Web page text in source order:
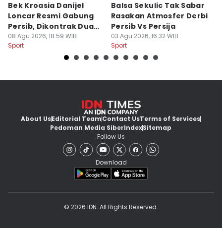
Bek Kroasia Danijel
Loncar Resmi Gabung
Persib, Dikontrak Dua
Musim
08 Agu 2026, 18:59 WIB
Sport
Balsa Sekulic Tak Sabar
Rasakan Atmosfer Derbi
Persib Vs Persija
03 Agu 2026, 16:32 WIB
Sport
About UsEditorial TeamContact UsTerms of Services
Pedoman Media SiberIndexSitemap
Follow Us
Download
© 2026 IDN. All Rights Reserved.